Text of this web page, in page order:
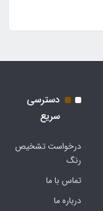
دسترسی
سریع
درخواست تشخیص
رنگ
تماس با ما
درباره ما